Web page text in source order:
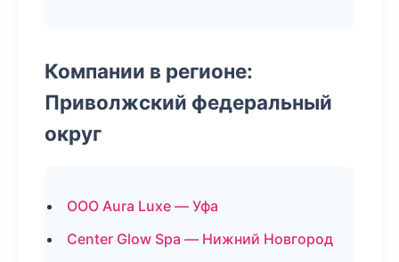
Компании в регионе:
Приволжский федеральный
округ
ООО Aura Luxe — Уфа
Center Glow Spa — Нижний Новгород